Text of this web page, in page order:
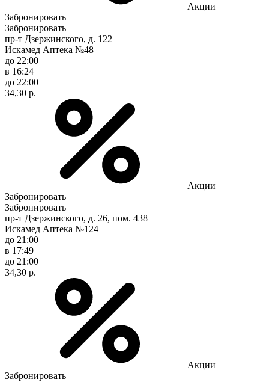
Акции
Забронировать
Забронировать
пр-т Дзержинского, д. 122
Искамед Аптека №48
до 22:00
в 16:24
до 22:00
34,30 р.
Акции
Забронировать
Забронировать
пр-т Дзержинского, д. 26, пом. 438
Искамед Аптека №124
до 21:00
в 17:49
до 21:00
34,30 р.
Акции
Забронировать